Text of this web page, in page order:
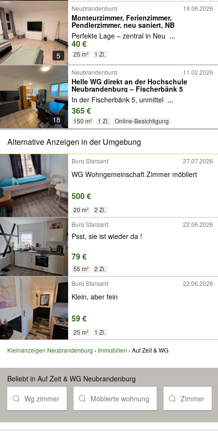
5
Neubrandenburg 19.06.2026
Monteurzimmer, Ferienzimmer,
Pendlerzimmer, neu saniert, NB
Perfekte Lage – zentral in Neu ...
40 €
25 m² 1 Zi.
18
Neubrandenburg 11.02.2026
Helle WG direkt an der Hochschule
Neubrandenburg – Fischerbänk 5
In der Fischerbänk 5, unmittel ...
365 €
150 m² 1 Zi. Online-Besichtigung
Alternative Anzeigen in der Umgebung
Burg Stargard 27.07.2026
WG Wohngemeinschaft Zimmer möbliert
500 €
20 m²
2 Zi.
Burg Stargard
22.06.2026
Psst, sie ist wieder da !
79 €
55 m²
2 Zi.
Burg Stargard
22.06.2026
Klein, aber fein
59 €
25 m² 1 Zi.
Kleinanzeigen Neubrandenburg Immobilien Auf Zeit & WG
Beliebt in Auf Zeit & WG Neubrandenburg
Wg zimmer Möblierte wohnung Zimmer